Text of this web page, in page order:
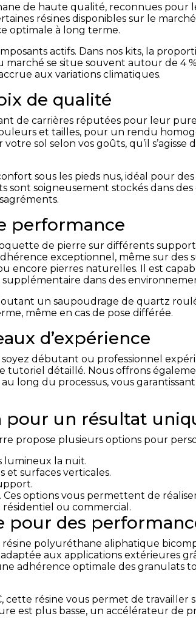
de haute qualité, reconnues pour
résines disponibles sur le
optimale à long terme.
actifs. Dans nos kits, la
se situe souvent autour de 4
aux variations climatiques.
de qualité
de carrières réputées pour leur
et tailles, pour un rendu
sol selon vos goûts, qu’il s’agisse
sous les pieds nus, idéal pour
sont soigneusement stockés dans
performance
de pierre sur différents
exceptionnel, même sur des
encore pierres naturelles. Il est
dans des
un saupoudrage de quartz
même en cas de pose différée.
d’expérience
débutant ou professionnel
tutoriel détaillé. Nous offrons
long du processus, vous
pour un résultat
propose plusieurs options pour
lumineux la nuit.
et surfaces verticales.
options vous permettent de
ou commercial.
pour des
polyuréthane aliphatique
aux applications extérieures
adhérence optimale des granulats
cette résine vous permet de travailler
est plus basse, un accélérateur de